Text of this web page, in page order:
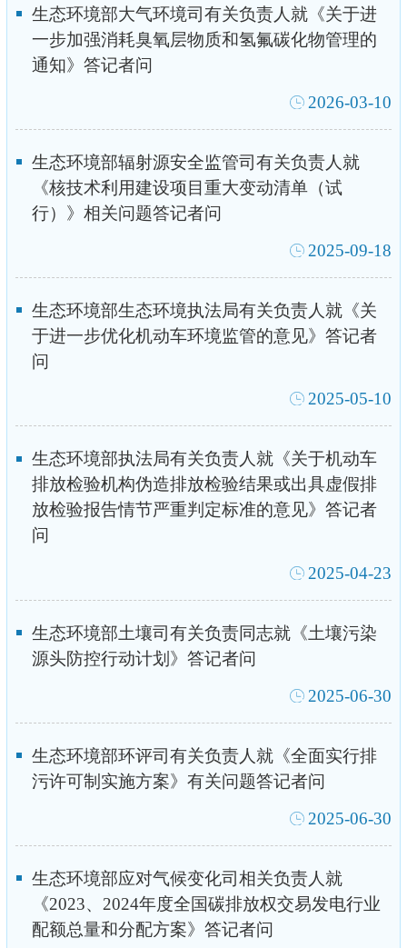
生态环境部大气环境司有关负责人就《关于进
一步加强消耗臭氧层物质和氢氟碳化物管理的
通知》答记者问
2026-03-10
生态环境部辐射源安全监管司有关负责人就
《核技术利用建设项目重大变动清单（试
行）》相关问题答记者问
2025-09-18
生态环境部生态环境执法局有关负责人就《关
于进一步优化机动车环境监管的意见》答记者
问
2025-05-10
生态环境部执法局有关负责人就《关于机动车
排放检验机构伪造排放检验结果或出具虚假排
放检验报告情节严重判定标准的意见》答记者
问
2025-04-23
生态环境部土壤司有关负责同志就《土壤污染
源头防控行动计划》答记者问
2025-06-30
生态环境部环评司有关负责人就《全面实行排
污许可制实施方案》有关问题答记者问
2025-06-30
生态环境部应对气候变化司相关负责人就
《2023、2024年度全国碳排放权交易发电行业
配额总量和分配方案》答记者问